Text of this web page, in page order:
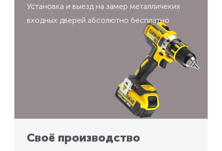
Установка и выезд на замер металличеких
входных дверей абсолютно бесплатно
Своё производство